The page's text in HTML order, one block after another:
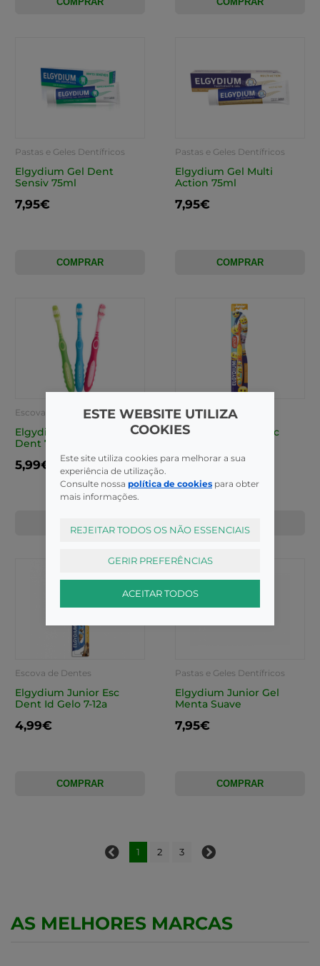
Pastas e Geles Dentífricos
Elgydium Gel Dent
Sensiv 75ml
7,95€
COMPRAR
Pastas e Geles Dentífricos
Elgydium Gel Multi
Action 75ml
7,95€
COMPRAR
Escova de Dentes
Elgydium Junior Esc
Dent 7-12a
5,99€
Escova de Dentes
Elgydium Junior Esc
5,25€
Escova de Dentes
Elgydium Junior Esc
Dent Id Gelo 7-12a
4,99€
COMPRAR
Pastas e Geles Dentífricos
Elgydium Junior Gel
Menta Suave
7,95€
COMPRAR
1 2 3
AS MELHORES MARCAS
ESTE WEBSITE UTILIZA
COOKIES
Este site utiliza cookies para melhorar a sua
experiência de utilização.
Consulte nossa política de cookies para obter
mais informações.
REJEITAR TODOS OS NÃO ESSENCIAIS
GERIR PREFERÊNCIAS
ACEITAR TODOS